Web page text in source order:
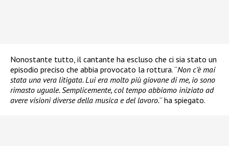
Nonostante tutto, il cantante ha escluso che ci sia stato un
episodio preciso che abbia provocato la rottura. “Non c’è mai
stata una vera litigata. Lui era molto più giovane di me, io sono
rimasto uguale. Semplicemente, col tempo abbiamo iniziato ad
avere visioni diverse della musica e del lavoro.” ha spiegato.